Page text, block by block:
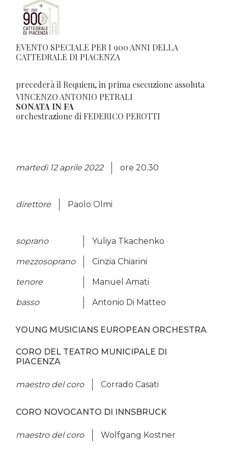
EVENTO SPECIALE PER I 900 ANNI DELLA
CATTEDRALE DI PIACENZA
precederà il Requiem, in prima esecuzione assoluta
VINCENZO ANTONIO PETRALI
SONATA IN FA
orchestrazione di FEDERICO PEROTTI
martedì 12 aprile 2022 ore 20.30
direttore Paolo Olmi
soprano Yuliya Tkachenko
mezzosoprano Cinzia Chiarini
tenore Manuel Amati
basso Antonio Di Matteo
YOUNG MUSICIANS EUROPEAN ORCHESTRA
CORO DEL TEATRO MUNICIPALE DI
PIACENZA
maestro del coro Corrado Casati
CORO NOVOCANTO DI INNSBRUCK
maestro del coro Wolfgang Kostner